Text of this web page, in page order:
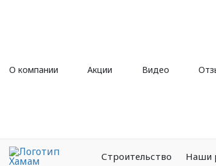
О компании Акции Видео
Строительство Наши